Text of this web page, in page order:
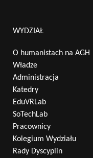
WYDZIAŁ
O humanistach na AGH
Władze
Administracja
Katedry
EduVRLab
SoTechLab
Pracownicy
Kolegium Wydziału
Rady Dyscyplin